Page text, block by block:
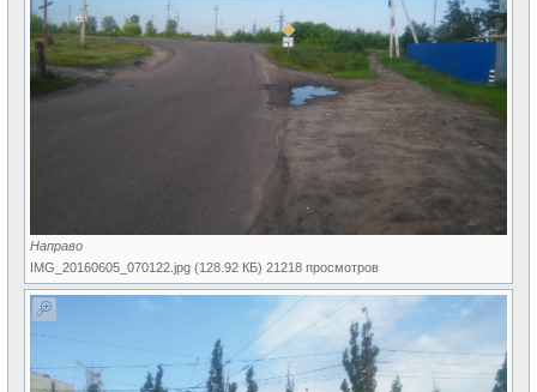
Направо
IMG_20160605_070122.jpg (128.92 КБ) 21218 просмотров